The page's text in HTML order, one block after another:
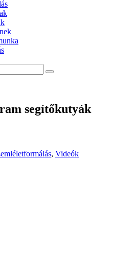
segítőkutyák
, Videók